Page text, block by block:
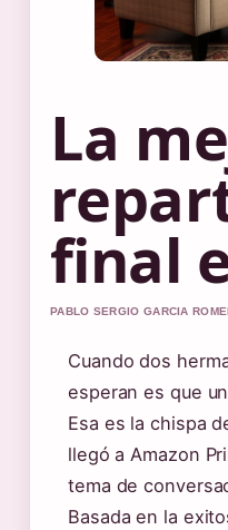
La
final
PABLO SERGIO GARCIA
Cuando dos
esperan es que
Esa es la chispa
llegó a Amazon
tema de
Basada en la